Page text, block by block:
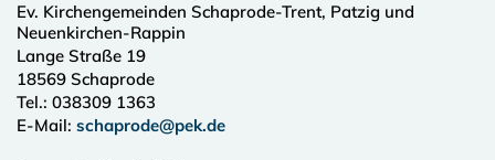
Ev. Kirchengemeinden Schaprode-Trent, Patzig und
Neuenkirchen-Rappin
Lange Straße 19
18569 Schaprode
Tel.: 038309 1363
E-Mail: schaprode@pek.de